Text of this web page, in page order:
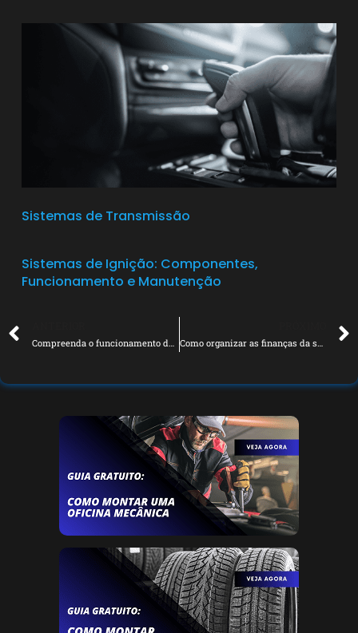
Sistemas de Transmissão
Sistemas de Ignição: Componentes,
Funcionamento e Manutenção